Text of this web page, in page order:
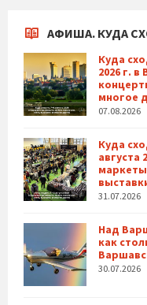
АФИША. КУДА
Куда
2026 г.
многое
07.08.2026
Куда
августа
31.07.2026
Над
как
30.07.2026